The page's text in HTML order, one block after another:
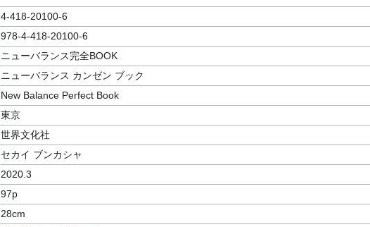
4-418-20100-6
978-4-418-20100-6
ニューバランス完全BOOK
ニューバランス カンゼン ブック
New Balance Perfect Book
東京
世界文化社
セカイ ブンカシャ
2020.3
97p
28cm